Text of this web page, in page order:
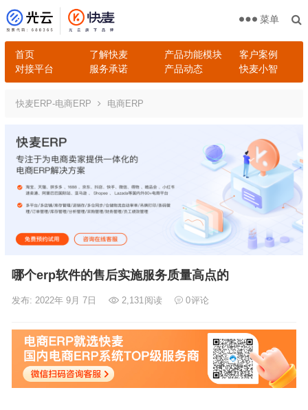
首页 了解快麦 产品功能模块
客户案例
对接平台
服务承诺 产品动态 快麦小智
菜单
快麦ERP-电商ERP 电商ERP
哪个erp软件的售后实施服务质量高点的
发布: 2022年 9月 7日 2,131 阅读 0评论